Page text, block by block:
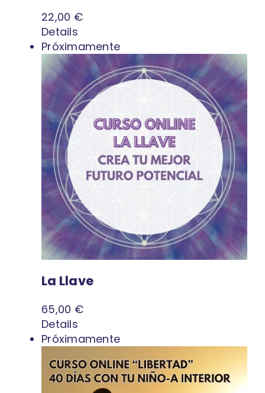
22,00 €
Details
Próximamente
La Llave
65,00 €
Details
Próximamente